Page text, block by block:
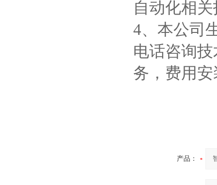
自动化相
4、本公司
电话咨询
务，费用
产品：